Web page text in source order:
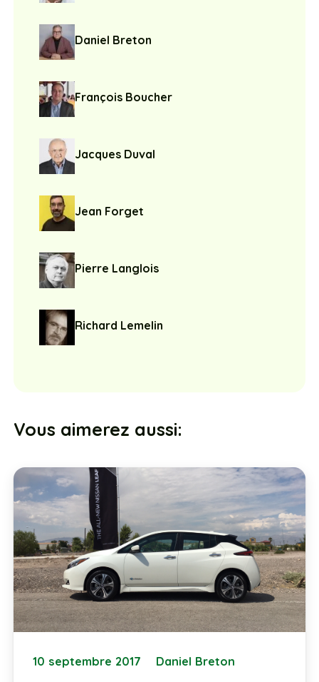
Daniel Breton
François Boucher
Jacques Duval
Jean Forget
Pierre Langlois
Richard Lemelin
Vous aimerez aussi:
10 septembre 2017 Daniel Breton